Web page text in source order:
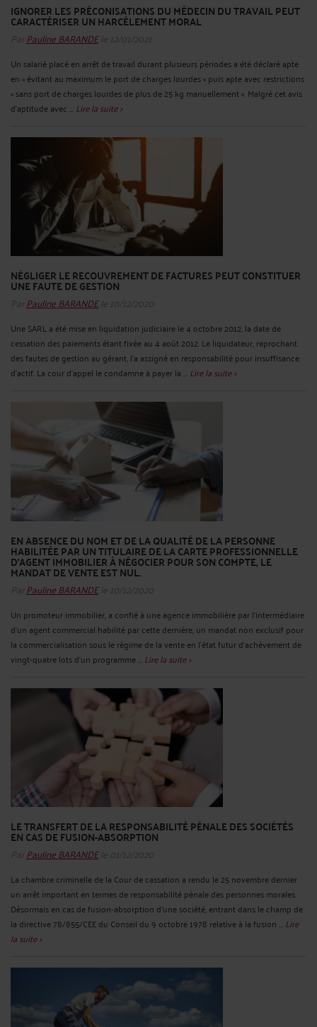
IGNORER LES PRÉCONISATIONS DU MÉDECIN DU TRAVAIL PEUT
CARACTÉRISER UN HARCÈLEMENT MORAL
Par Pauline BARANDEle 12/01/2021
Un salarié placé en arrêt de travail durant plusieurs périodes a été déclaré apte
en « évitant au maximum le port de charges lourdes » puis apte avec restrictions
« sans port de charges lourdes de plus de 25 kg manuellement ». Malgré cet avis
d’aptitude avec ... Lire la suite >
NÉGLIGER LE RECOUVREMENT DE FACTURES PEUT CONSTITUER
UNE FAUTE DE GESTION
Par Pauline BARANDEle 10/12/2020
Une SARL a été mise en liquidation judiciaire le 4 octobre 2012, la date de
cessation des paiements étant fixée au 4 août 2012. Le liquidateur, reprochant
des fautes de gestion au gérant, l’a assigné en responsabilité pour insuffisance
d’actif. La cour d’appel le condamne à payer la ... Lire la suite >
EN ABSENCE DU NOM ET DE LA QUALITÉ DE LA PERSONNE
HABILITÉE PAR UN TITULAIRE DE LA CARTE PROFESSIONNELLE
D'AGENT IMMOBILIER À NÉGOCIER POUR SON COMPTE, LE
MANDAT DE VENTE EST NUL.
Par Pauline BARANDEle 10/12/2020
Un promoteur immobilier, a confié à une agence immobilière par l’intermédiaire
d’un agent commercial habilité par cette dernière, un mandat non exclusif pour
la commercialisation sous le régime de la vente en l’état futur d’achèvement de
vingt-quatre lots d’un programme ... Lire la suite >
LE TRANSFERT DE LA RESPONSABILITÉ PÉNALE DES SOCIÉTÉS
EN CAS DE FUSION-ABSORPTION
Par Pauline BARANDEle 01/12/2020
La chambre criminelle de la Cour de cassation a rendu le 25 novembre dernier
un arrêt important en termes de responsabilité pénale des personnes morales.
Désormais en cas de fusion-absorption d’une société, entrant dans le champ de
la directive 78/855/CEE du Conseil du 9 octobre 1978 relative à la fusion ... Lire
la suite >